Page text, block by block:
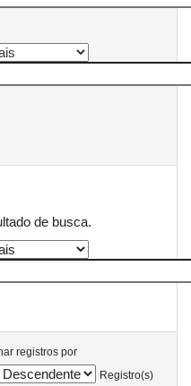
de busca.
registros por
Registro(s)